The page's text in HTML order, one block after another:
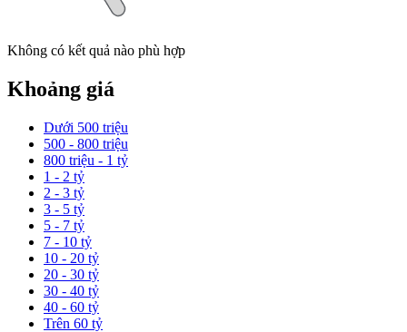
Không có kết quả nào phù hợp
Khoảng giá
Dưới 500 triệu
500 - 800 triệu
800 triệu - 1 tỷ
1 - 2 tỷ
2 - 3 tỷ
3 - 5 tỷ
5 - 7 tỷ
7 - 10 tỷ
10 - 20 tỷ
20 - 30 tỷ
30 - 40 tỷ
40 - 60 tỷ
Trên 60 tỷ